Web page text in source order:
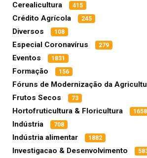
Cerealicultura 415
Crédito Agrícola 245
Diversos 108
Especial Coronavírus 279
Eventos 1831
Formação 156
Fóruns de Modernização da
Frutos Secos 73
Hortofruticultura & Floricultura 1658
Indústria 708
Indústria alimentar 1882
Investigacao & Desenvolvimento